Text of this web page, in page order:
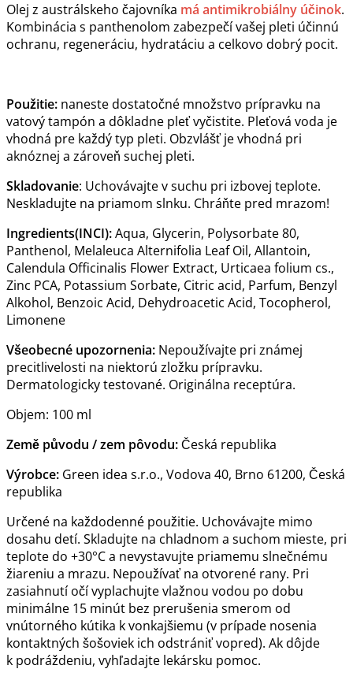
Olej z austrálskeho čajovníka má antimikrobiálny účinok.
Kombinácia s panthenolom zabezpečí vašej pleti účinnú
ochranu, regeneráciu, hydratáciu a celkovo dobrý pocit.
Použitie: naneste dostatočné množstvo prípravku na
vatový tampón a dôkladne pleť vyčistite. Pleťová voda je
vhodná pre každý typ pleti. Obzvlášť je vhodná pri
aknóznej a zároveň suchej pleti.
Skladovanie: Uchovávajte v suchu pri izbovej teplote.
Neskladujte na priamom slnku. Chráňte pred mrazom!
Ingredients(INCI):Aqua, Glycerin, Polysorbate 80,
Panthenol, Melaleuca Alternifolia Leaf Oil, Allantoin,
Calendula Officinalis Flower Extract, Urticaea folium cs.,
Zinc PCA, Potassium Sorbate, Citric acid, Parfum, Benzyl
Alkohol, Benzoic Acid, Dehydroacetic Acid, Tocopherol,
Limonene
Všeobecné upozornenia: Nepoužívajte pri známej
precitlivelosti na niektorú zložku prípravku.
Dermatologicky testované. Originálna receptúra.
Objem: 100 ml
Země původu / zem pôvodu:Česká republika
Výrobce: Green idea s.r.o., Vodova 40, Brno 61200, Česká
republika
Určené na každodenné použitie. Uchovávajte mimo
dosahu detí. Skladujte na chladnom a suchom mieste, pri
teplote do +30°C a nevystavujte priamemu slnečnému
žiareniu a mrazu. Nepoužívať na otvorené rany. Pri
zasiahnutí očí vyplachujte vlažnou vodou po dobu
minimálne 15 minút bez prerušenia smerom od
vnútorného kútika k vonkajšiemu (v prípade nosenia
kontaktných šošoviek ich odstrániť vopred). Ak dôjde
k podráždeniu, vyhľadajte lekársku pomoc.